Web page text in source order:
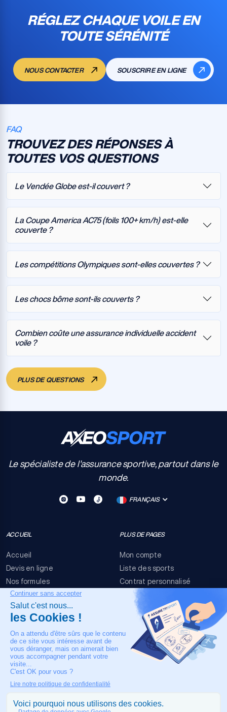
RÉGLEZ CHAQUE VOILE EN
TOUTE SÉRÉNITÉ
NOUS CONTACTER SOUSCRIRE EN LIGNE
FAQ
TROUVEZ DES RÉPONSES À
TOUTES VOS QUESTIONS
Le Vendée Globe est-il couvert ?
La Coupe America AC75 (foils 100+ km/h) est-elle
couverte ?
Les compétitions Olympiques sont-elles couvertes ?
Les chocs bôme sont-ils couverts ?
Combien coûte une assurance individuelle accident
voile ?
PLUS DE QUESTIONS
Le spécialiste de l'assurance sportive, partout dans le
monde.
FRANÇAIS
ACCUEIL
Accueil
Devis en ligne
Nos formules
FAQ
Nous contacter
PLUS DE PAGES
Mon compte
Liste des sports
Contrat personnalisé
Conditions générales
Risques événementiels
Mentions légales
NOTRE CONTACT
+33 4 90 63 34 07
24/7 Assistance médicale